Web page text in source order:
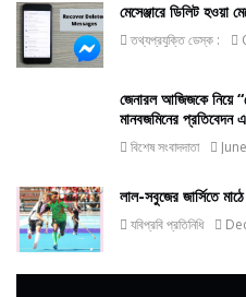
মেসেঞ্জারে ডিলিট হওয়া
তথ্যপ্রযুক্তি ডেস্ক :
জেনারল আজিজকে নিয়ে
মানবজমিনের
বিশেষ সংবাদদাতা
লাল-সবুজের জার্সিতে
যবিপ্রবি প্রতিনিধি